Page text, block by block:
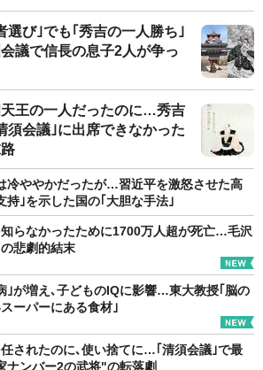
選び｣でも｢秀吉の一人勝ち｣
議で信長の息子2人が争っ
王の一人だったのに…秀吉
須会議｣に出席できなかった
冷ややかだったが…習近平を激怒させた高
持｣を示した国の｢大胆な手法｣
らなかったために1700万人超が死亡…毛沢
悲劇的結末
｣が増え､子どものIQに影響…東大教授｢脳の
ーパーにある食材｣
されたのに､使い捨てに…｢清須会議｣で最
ナンバー2の武将"の転落劇